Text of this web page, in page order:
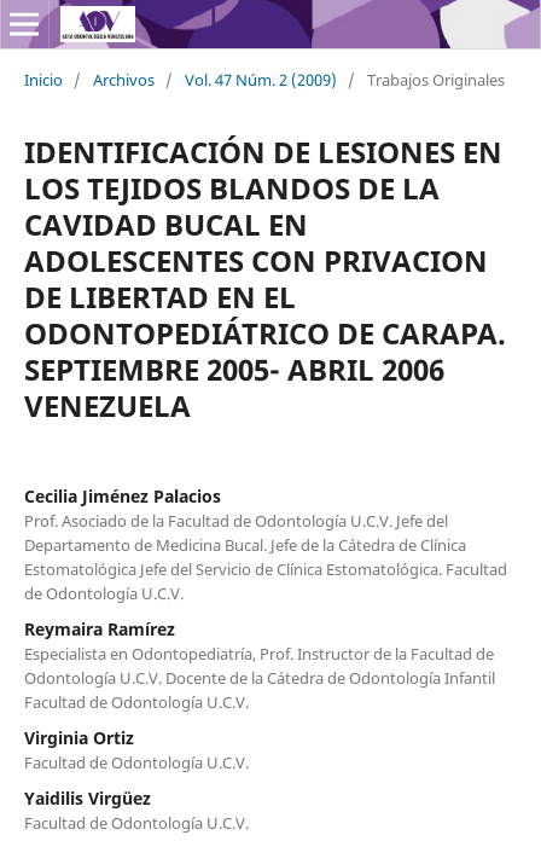
Inicio / Archivos / Vol. 47 Núm. 2 (2009) / Trabajos Originales
IDENTIFICACIÓN DE LESIONES EN
LOS TEJIDOS BLANDOS DE LA
CAVIDAD BUCAL EN
ADOLESCENTES CON PRIVACION
DE LIBERTAD EN EL
ODONTOPEDIÁTRICO DE CARAPA.
SEPTIEMBRE 2005- ABRIL 2006
VENEZUELA
Cecilia Jiménez Palacios
Prof. Asociado de la Facultad de Odontología U.C.V. Jefe del
Departamento de Medicina Bucal. Jefe de la Cátedra de Clínica
Estomatológica Jefe del Servicio de Clínica Estomatológica. Facultad
de Odontología U.C.V.
Reymaira Ramírez
Especialista en Odontopediatría, Prof. Instructor de la Facultad de
Odontología U.C.V. Docente de la Cátedra de Odontología Infantil
Facultad de Odontología U.C.V.
Virginia Ortiz
Facultad de Odontología U.C.V.
Yaidilis Virgüez
Facultad de Odontología U.C.V.